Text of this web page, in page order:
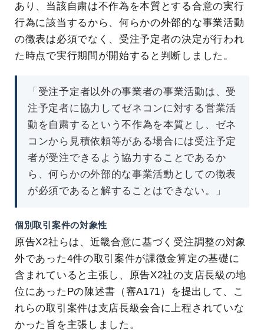
あり、当該自粛は不作為を本質とする合意の実行
行為に該当するから、何らかの外部的な事業活動
の徴表は必須でなく、受注予定者の決定が行われ
た時点で実行期間が開始すると判断しました。
「受注予定者以外の事業者の事業活動は、受
注予定者に協力してゼネコンに対する営業活
動を自粛するという不作為を本質とし、ゼネ
コンから見積依頼等がある場合には受注予定
者が受注できるよう協力することであるか
ら、何らかの外部的な事業活動としての徴表
が必須であると解することはできない。」
個別取引案件の対象性
原告X2社らは、近畿合意に基づく受注調整の対象
外であった4件の取引案件が課徴金算定の基礎に
含まれていると主張し、原告X2社の支店長級の地
位にあったPの陳述書（審A171）を提出して、こ
れらの取引案件は支店長級会合に上程されていな
かった旨を主張しました。